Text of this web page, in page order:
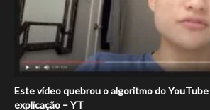
Este vídeo quebrou o algoritmo do
explicação – YT